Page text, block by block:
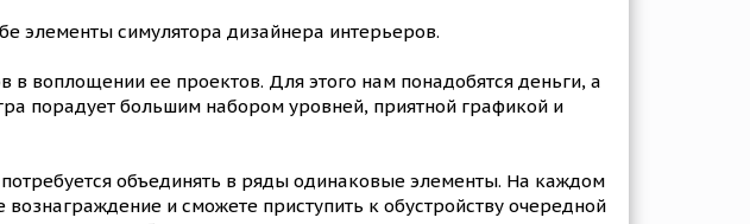
элементы симулятора дизайнера интерьеров.
воплощении ее проектов. Для этого нам понадобятся деньги, а
порадует большим набором уровней, приятной графикой и
объединять в ряды одинаковые элементы. На каждом
и сможете приступить к обустройству очередной